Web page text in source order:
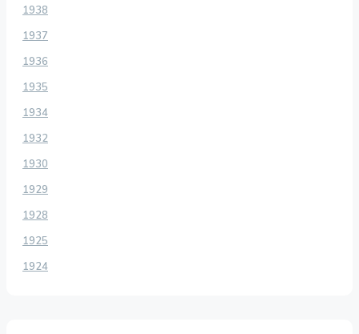
1938
1937
1936
1935
1934
1932
1930
1929
1928
1925
1924